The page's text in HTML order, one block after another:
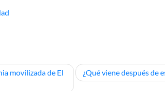
movilizada de El
¿Qué viene después de